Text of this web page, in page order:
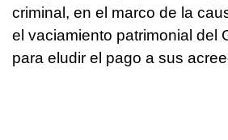
criminal, en el marco de la
el vaciamiento patrimonial del
para eludir el pago a sus